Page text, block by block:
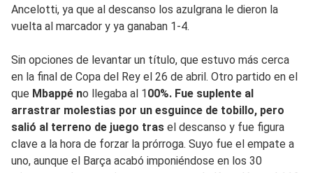
Ancelotti, ya que al descanso los azulgrana le dieron la
vuelta al marcador y ya ganaban 1-4.
Sin opciones de levantar un título, que estuvo más cerca
en la final de Copa del Rey el 26 de abril. Otro partido en el
que Mbappé no llegaba al 100%. Fue suplente al
arrastrar molestias por un esguince de tobillo, pero
salió al terreno de juego tras el descanso y fue figura
clave a la hora de forzar la prórroga. Suyo fue el empate a
uno, aunque el Barça acabó imponiéndose en los 30